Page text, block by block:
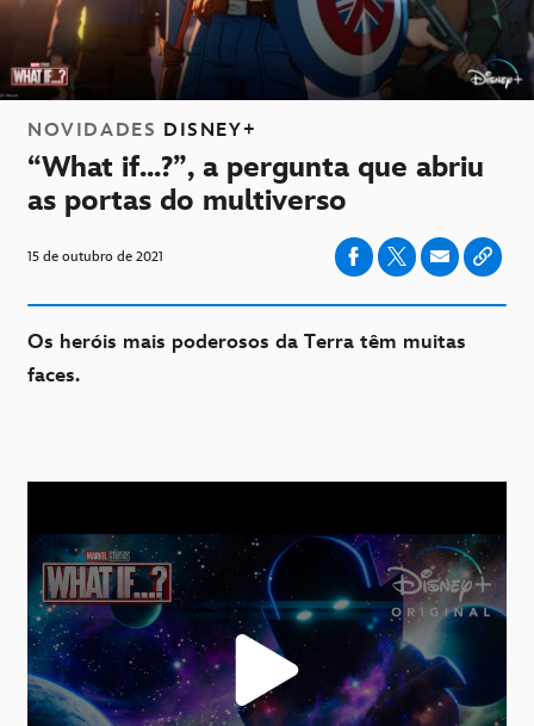
NOVIDADES DISNEY+
“What if...?”, a pergunta que abriu
as portas do multiverso
15 de outubro de 2021
Os heróis mais poderosos da Terra têm muitas
faces.